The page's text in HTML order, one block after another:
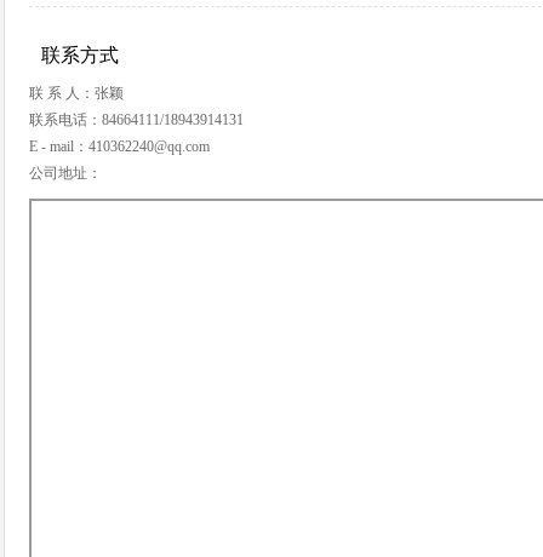
联系方式
联 系 人：张颖
联系电话：84664111/18943914131
E - mail：410362240@qq.com
公司地址：